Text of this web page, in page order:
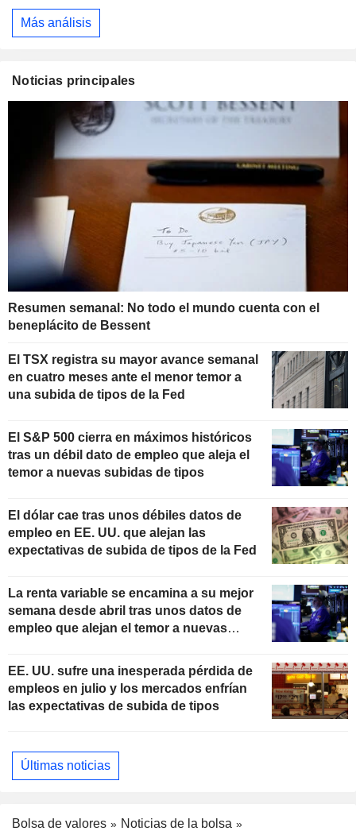
Más análisis
Noticias principales
Resumen semanal: No todo el mundo cuenta con el
beneplácito de Bessent
El TSX registra su mayor avance semanal
en cuatro meses ante el menor temor a
una subida de tipos de la Fed
El S&P 500 cierra en máximos históricos
tras un débil dato de empleo que aleja el
temor a nuevas subidas de tipos
El dólar cae tras unos débiles datos de
empleo en EE. UU. que alejan las
expectativas de subida de tipos de la Fed
La renta variable se encamina a su mejor
semana desde abril tras unos datos de
empleo que alejan el temor a nuevas
EE. UU. sufre una inesperada pérdida de
empleos en julio y los mercados enfrían
las expectativas de subida de tipos
Últimas noticias
Bolsa de valores
Noticias de la bolsa